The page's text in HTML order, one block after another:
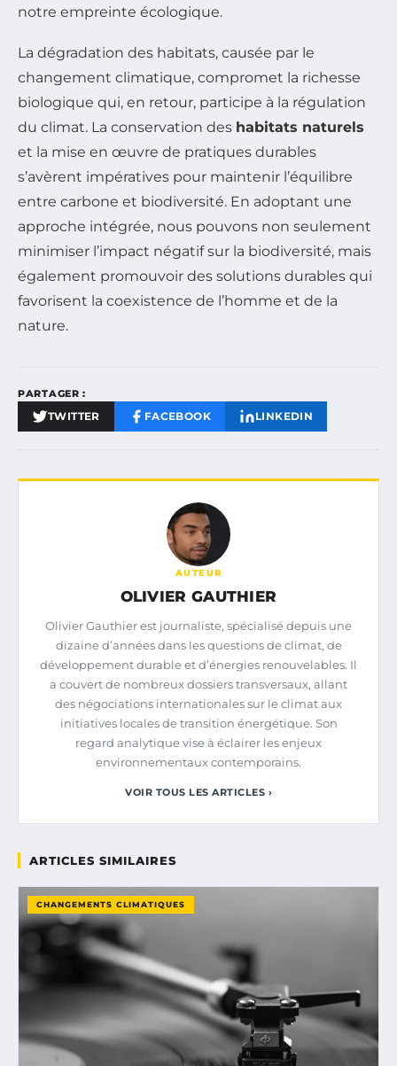
notre empreinte écologique.
La dégradation des habitats, causée par le
changement climatique, compromet la richesse
biologique qui, en retour, participe à la régulation
du climat. La conservation des habitats naturels
et la mise en œuvre de pratiques durables
s’avèrent impératives pour maintenir l’équilibre
entre carbone et biodiversité. En adoptant une
approche intégrée, nous pouvons non seulement
minimiser l’impact négatif sur la biodiversité, mais
également promouvoir des solutions durables qui
favorisent la coexistence de l’homme et de la
nature.
PARTAGER :
TWITTER FACEBOOK LINKEDIN
AUTEUR
OLIVIER GAUTHIER
Olivier Gauthier est journaliste, spécialisé depuis une
dizaine d’années dans les questions de climat, de
développement durable et d’énergies renouvelables. Il
a couvert de nombreux dossiers transversaux, allant
des négociations internationales sur le climat aux
initiatives locales de transition énergétique. Son
regard analytique vise à éclairer les enjeux
environnementaux contemporains.
VOIR TOUS LES ARTICLES ›
ARTICLES SIMILAIRES
CHANGEMENTS CLIMATIQUES